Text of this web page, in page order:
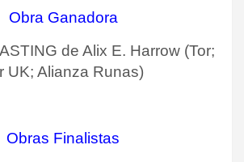
Obra Ganadora
de Alix E. Harrow (Tor;
UK; Alianza Runas)
Obras Finalistas